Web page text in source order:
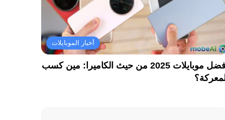
أخبار الموبايلات
أفضل موبايلات 2025 من حيث الكاميرا: مين كسب